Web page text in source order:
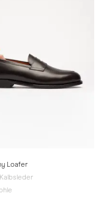
Loafer